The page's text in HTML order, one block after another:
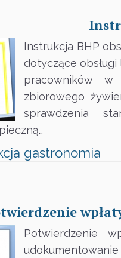
Instrukcja BHP
dotyczące
pracowników w
zbiorowego
sprawdzenia
gastronomia
Potwierdzenie
udokumentowanie